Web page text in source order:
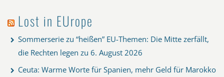
Lost in EUrope
Sommerserie zu “heißen” EU-Themen: Die Mitte zerfällt,
die Rechten legen zu 6. August 2026
Ceuta: Warme Worte für Spanien, mehr Geld für Marokko